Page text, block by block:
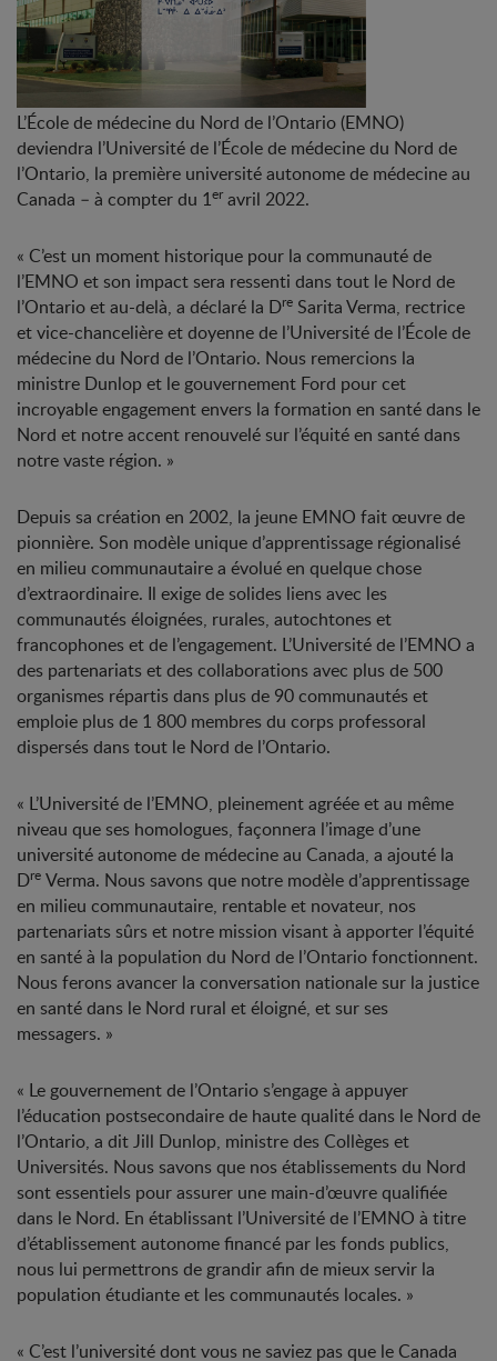
L’École de médecine du Nord de l’Ontario (EMNO)
deviendra l’Université de l’École de médecine du Nord de
l’Ontario, la première université autonome de médecine au
Canada – à compter du 1eravril 2022.
« C’est un moment historique pour la communauté de
l’EMNO et son impact sera ressenti dans tout le Nord de
l’Ontario et au-delà, a déclaré la Dre Sarita Verma, rectrice
et vice-chancelière et doyenne de l’Université de l’École de
médecine du Nord de l’Ontario. Nous remercions la
ministre Dunlop et le gouvernement Ford pour cet
incroyable engagement envers la formation en santé dans le
Nord et notre accent renouvelé sur l’équité en santé dans
notre vaste région. »
Depuis sa création en 2002, la jeune EMNO fait œuvre de
pionnière. Son modèle unique d’apprentissage régionalisé
en milieu communautaire a évolué en quelque chose
d’extraordinaire. Il exige de solides liens avec les
communautés éloignées, rurales, autochtones et
francophones et de l’engagement. L’Université de l’EMNO a
des partenariats et des collaborations avec plus de 500
organismes répartis dans plus de 90 communautés et
emploie plus de 1 800 membres du corps professoral
dispersés dans tout le Nord de l’Ontario.
« L’Université de l’EMNO, pleinement agréée et au même
niveau que ses homologues, façonnera l’image d’une
université autonome de médecine au Canada, a ajouté la
Dre Verma. Nous savons que notre modèle d’apprentissage
en milieu communautaire, rentable et novateur, nos
partenariats sûrs et notre mission visant à apporter l’équité
en santé à la population du Nord de l’Ontario fonctionnent.
Nous ferons avancer la conversation nationale sur la justice
en santé dans le Nord rural et éloigné, et sur ses
messagers. »
« Le gouvernement de l’Ontario s’engage à appuyer
l’éducation postsecondaire de haute qualité dans le Nord de
l’Ontario, a dit Jill Dunlop, ministre des Collèges et
Universités. Nous savons que nos établissements du Nord
sont essentiels pour assurer une main-d’œuvre qualifiée
dans le Nord. En établissant l’Université de l’EMNO à titre
d’établissement autonome financé par les fonds publics,
nous lui permettrons de grandir afin de mieux servir la
population étudiante et les communautés locales. »
« C’est l’université dont vous ne saviez pas que le Canada